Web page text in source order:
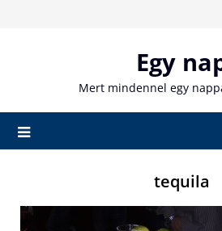
Egy
Mert mindennel egy
tequila